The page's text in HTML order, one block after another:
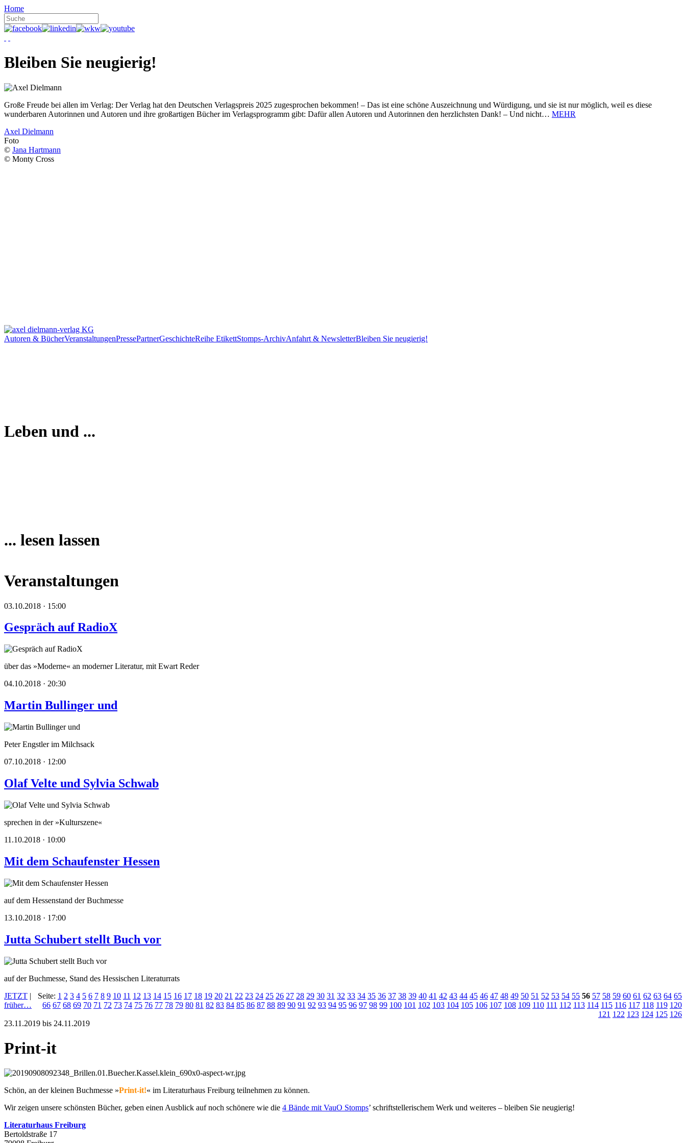
Home
Bleiben Sie neugierig!
Große Freude bei allen im Verlag: Der Verlag hat den Deutschen Verlagspreis 2025 zugesprochen bekommen! – Das ist eine schöne Auszeichnung und Würdigung, und sie ist nur möglich, weil es diese
wunderbaren Autorinnen und Autoren und ihre großartigen Bücher im Verlagsprogramm gibt: Dafür allen Autoren und Autorinnen den herzlichsten Dank! – Und nicht… MEHR
Axel Dielmann
Foto
© Jana Hartmann
© Monty Cross
Autoren & BücherVeranstaltungenPressePartnerGeschichteReihe EtikettStomps-ArchivAnfahrt & NewsletterBleiben Sie neugierig!
Leben und ...
... lesen lassen
Veranstaltungen
03.10.2018 · 15:00
Gespräch auf RadioX
über das »Moderne« an moderner Literatur, mit Ewart Reder
04.10.2018 · 20:30
Martin Bullinger und
Peter Engstler im Milchsack
07.10.2018 · 12:00
Olaf Velte und Sylvia Schwab
sprechen in der »Kulturszene«
11.10.2018 · 10:00
Mit dem Schaufenster Hessen
auf dem Hessenstand der Buchmesse
13.10.2018 · 17:00
Jutta Schubert stellt Buch vor
auf der Buchmesse, Stand des Hessischen Literaturrats
JETZT |
früher…
Seite: 1 2 3 4 5 6 7 8 9 10 11 12 13 14 15 16 17 18 19 20 21 22 23 24 25 26 27 28 29 30 31 32 33 34 35 36 37 38 39 40 41 42 43 44 45 46 47 48 49 50 51 52 53 54 55 56 57 58 59 60 61 62 63 64 65
66 67 68 69 70 71 72 73 74 75 76 77 78 79 80 81 82 83 84 85 86 87 88 89 90 91 92 93 94 95 96 97 98 99 100 101 102 103 104 105 106 107 108 109 110 111 112 113 114 115 116 117 118 119 120
121 122 123 124 125 126
23.11.2019 bis 24.11.2019
Print-it
Schön, an der kleinen Buchmesse »Print-it!« im Literaturhaus Freiburg teilnehmen zu können.
Wir zeigen unsere schönsten Bücher, geben einen Ausblick auf noch schönere wie die 4 Bände mit VauO Stomps’ schriftstellerischem Werk und weiteres – bleiben Sie neugierig!
Literaturhaus Freiburg
Bertoldstraße 17